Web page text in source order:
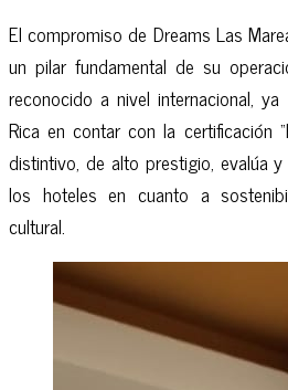
El compromiso de Dreams Las
un pilar fundamental de su
reconocido a nivel internacional,
Rica en contar con la certificación
distintivo, de alto prestigio, evalúa
los hoteles en cuanto a
cultural.